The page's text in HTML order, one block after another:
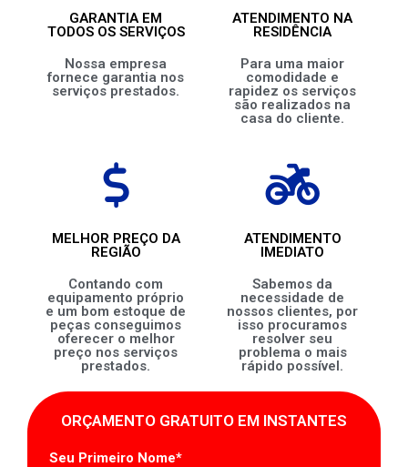
GARANTIA EM
TODOS OS SERVIÇOS
Nossa empresa
fornece garantia nos
serviços prestados.
ATENDIMENTO NA
RESIDÊNCIA
Para uma maior
comodidade e
rapidez os serviços
são realizados na
casa do cliente.
MELHOR PREÇO DA
REGIÃO
Contando com
equipamento próprio
e um bom estoque de
peças conseguimos
oferecer o melhor
preço nos serviços
prestados.
ATENDIMENTO
IMEDIATO
Sabemos da
necessidade de
nossos clientes, por
isso procuramos
resolver seu
problema o mais
rápido possível.
ORÇAMENTO GRATUITO EM INSTANTES
Seu Primeiro Nome*